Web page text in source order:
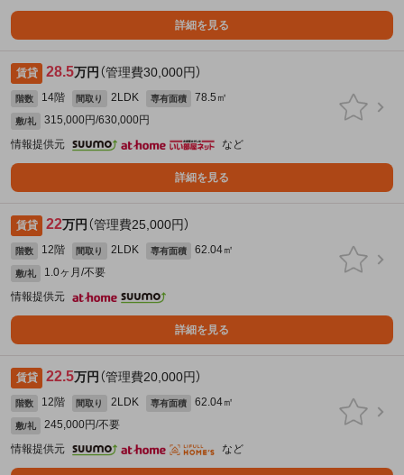
詳細を見る
賃貸 28.5万円 （管理費30,000円）
階数 14階 間取り 2LDK 専有面積 78.5㎡
敷/礼
315,000円/630,000円
情報提供元
など
詳細を見る
賃貸 22万円 （管理費25,000円）
階数 12階 間取り 2LDK 専有面積 62.04㎡
敷/礼
1.0ヶ月/不要
情報提供元
詳細を見る
賃貸 22.5万円 （管理費20,000円）
階数 12階 間取り 2LDK 専有面積 62.04㎡
敷/礼
245,000円/不要
情報提供元
など